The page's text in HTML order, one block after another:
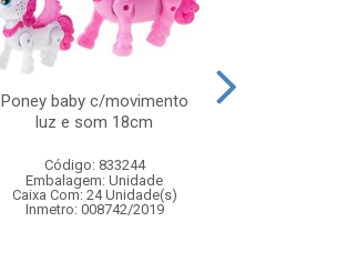
Poney baby c/movimento
luz e som 18cm
Código: 833244
Embalagem: Unidade
Caixa Com: 24 Unidade(s)
Inmetro: 008742/2019